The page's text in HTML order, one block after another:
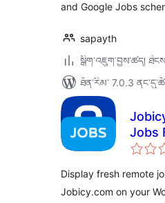
and Google Jobs
sapayth
སྒྲིག་འཇུག་བྱས་ཚད།
ཐོན་རིམ་ 7.0.3
Jobs
Display fresh remote
Jobicy.com on your